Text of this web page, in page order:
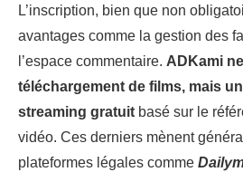
L’inscription, bien que non
avantages comme la gestion des
l’espace commentaire. ADKami
téléchargement de films, mais
streaming gratuit basé sur le
vidéo. Ces derniers mènent
plateformes légales comme